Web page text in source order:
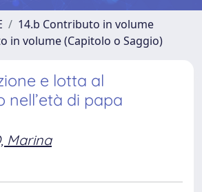
14.b Contributo in volume
in volume (Capitolo o Saggio)
e lotta al
nell’età di papa
Marina